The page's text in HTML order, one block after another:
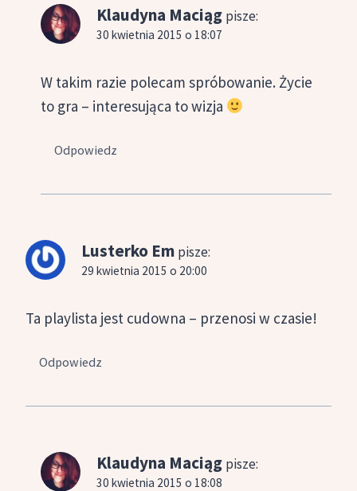
Klaudyna Maciąg pisze:
30 kwietnia 2015 o 18:07
W takim razie polecam spróbowanie. Życie
to gra – interesująca to wizja
Odpowiedz
Lusterko Em pisze:
29 kwietnia 2015 o 20:00
Ta playlista jest cudowna – przenosi w czasie!
Odpowiedz
Klaudyna Maciąg pisze:
30 kwietnia 2015 o 18:08